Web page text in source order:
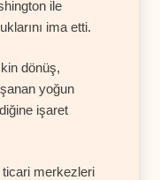
ile
ima etti.
dönüş,
yoğun
işaret
ticari merkezleri